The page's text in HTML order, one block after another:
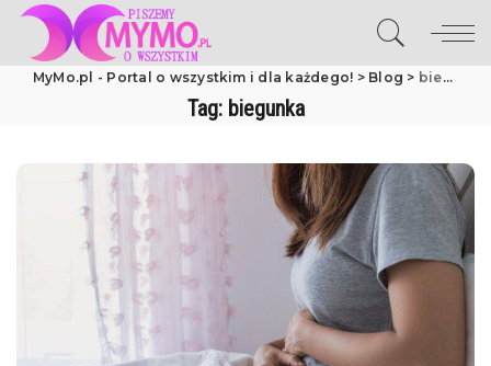
MyMo.pl - Portal o wszystkim i dla każdego! > Blog > biegunka
Tag: biegunka